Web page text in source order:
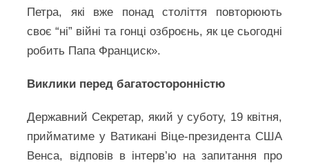
Петра, які вже понад століття повторюють
своє “ні” війні та гонці озброєнь, як це сьогодні
робить Папа Франциск».
Виклики перед багатосторонністю
Державний Секретар, який у суботу, 19 квітня,
прийматиме у Ватикані Віце-президента США
Венса, відповів в інтерв’ю на запитання про